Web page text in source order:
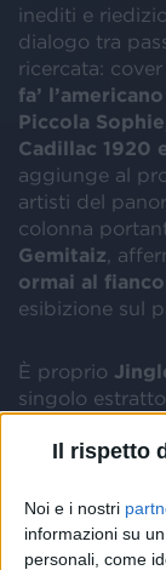
Il rispetto
Noi e i nostri
informazioni su
personali, come
inediti e
dialogo tra
ricercata:
fa’
Piccola
Cadillac 1920
aggiunge al
artisti del
colonna
Gemitaiz ,
ormai al
esibizione sul
È proprio
singolo
tra i due
struggente
cambiano di
Dreams in
artistica